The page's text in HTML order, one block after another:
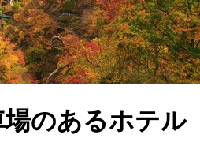
のあるホテル